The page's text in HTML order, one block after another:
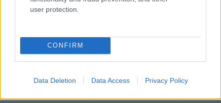
user protection.
CONFIRM
Data Deletion Data Access Privacy Policy
είναι έτοιμο για κάθε διαδρομή, σε κάθε
κορυφαίο σύστημα Twin Motor Performance που
αποδίδει 428 ίππους, ενώ προσφέρει αυτονομία
έως 450 χιλιόμετρα.